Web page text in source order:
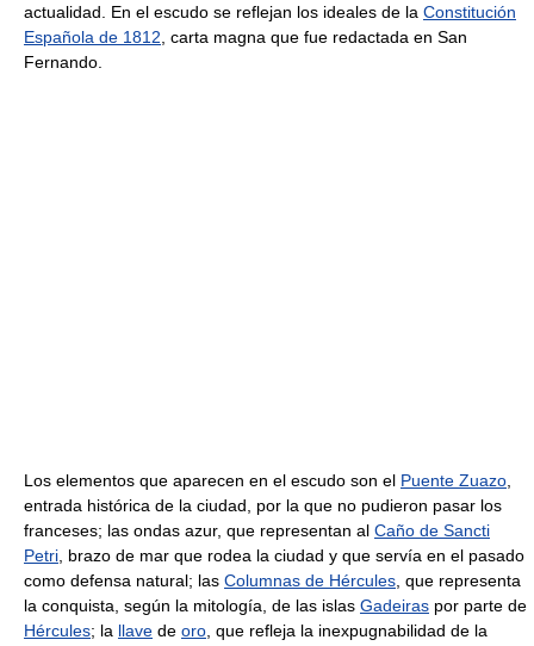
actualidad. En el escudo se reflejan los ideales de la Constitución
Española de 1812 , carta magna que fue redactada en San
Fernando.
Los elementos que aparecen en el escudo son el Puente Zuazo
entrada histórica de la ciudad, por la que no pudieron pasar los
franceses; las ondas azur, que representan al Caño de Sancti
Petri , brazo de mar que rodea la ciudad y que servía en el pasado
como defensa natural; las Columnas de Hércules , que representa
la conquista, según la mitología, de las islas Gadeiras por parte de
Hércules; la llave de oro , que refleja la inexpugnabilidad de la